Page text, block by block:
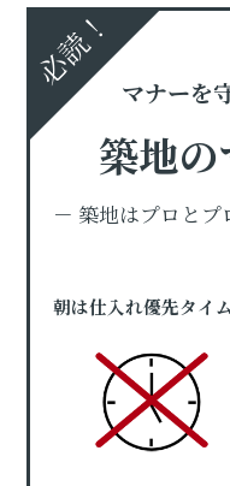
必読！
マナーを
築地
－ 築地はプロと
朝は仕入れ優先タイ